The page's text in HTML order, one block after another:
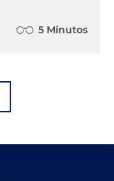
5 Minutos